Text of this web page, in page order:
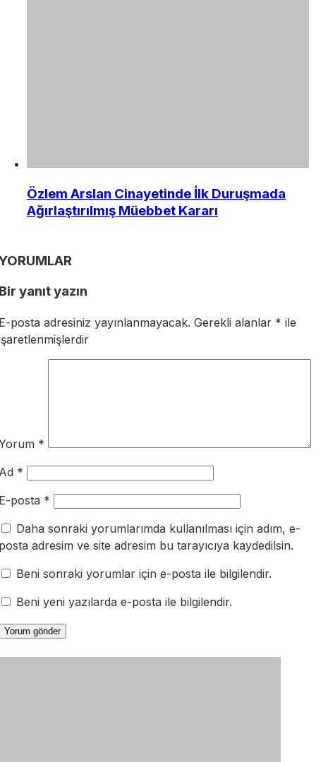
Özlem Arslan Cinayetinde İlk Duruşmada
Ağırlaştırılmış Müebbet Kararı
yanıt yazın
posta adresiniz yayınlanmayacak. Gerekli alanlar * ile
*
*
posta *
Daha sonraki yorumlarımda kullanılması için adım, e-
adresim ve site adresim bu tarayıcıya kaydedilsin.
Beni sonraki yorumlar için e-posta ile bilgilendir.
Beni yeni yazılarda e-posta ile bilgilendir.